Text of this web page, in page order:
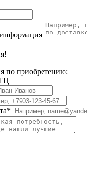
по приобретению: